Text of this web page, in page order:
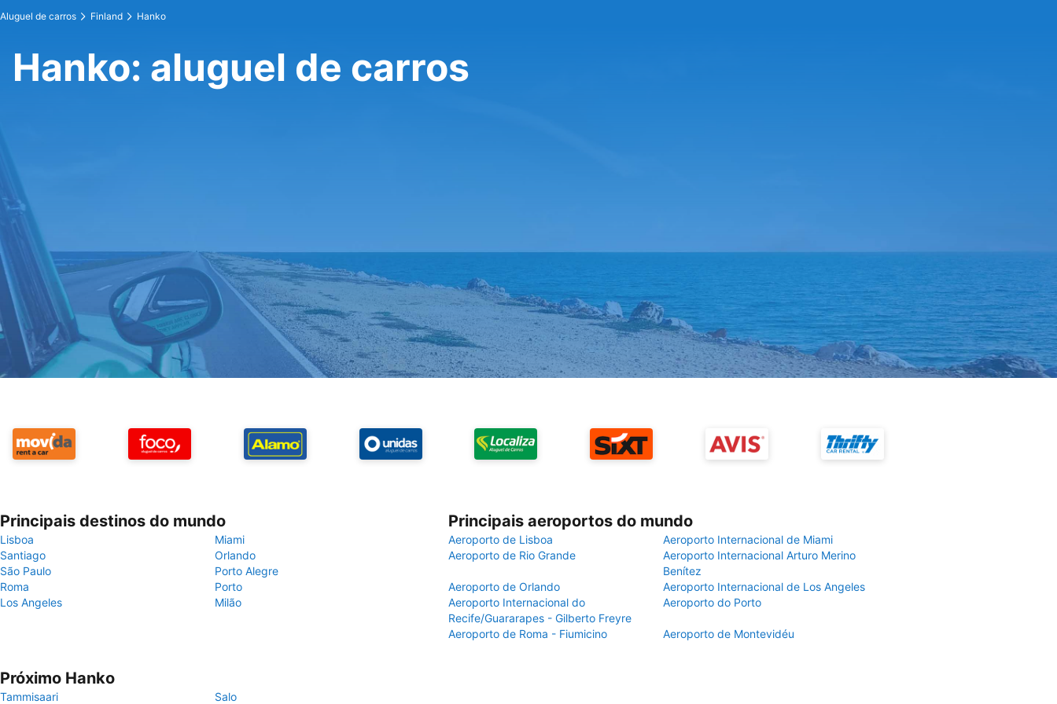
Aluguel de carros Finland Hanko
Hanko: aluguel de carros
Principais destinos do mundo
Lisboa
Miami
Santiago
Orlando
São Paulo
Porto Alegre
Roma
Porto
Los Angeles
Milão
Principais aeroportos do mundo
Aeroporto de Lisboa
Aeroporto Internacional de Miami
Aeroporto de Rio Grande
Aeroporto Internacional Arturo Merino
Benítez
Aeroporto de Orlando
Aeroporto Internacional de Los Angeles
Aeroporto Internacional do
Recife/Guararapes - Gilberto Freyre
Aeroporto do Porto
Aeroporto de Roma - Fiumicino Aeroporto de Montevidéu
Próximo Hanko
Tammisaari Salo